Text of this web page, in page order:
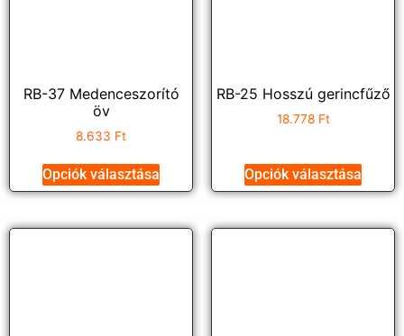
RB-37 Medenceszorító
öv
8.633 Ft
Opciók választása
RB-25 Hosszú gerincfűző
18.778 Ft
Opciók választása